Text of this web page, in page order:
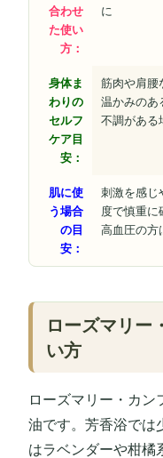
合わせ
た使い
方：
に
身体ま
わりの
セルフ
ケア目
安：
筋肉や肩腰
温かみのあ
不調がある
肌に使
う場合
の目
安：
刺激を感じ
度で慎重に
高血圧の方
ローズマリー
い方
ローズマリー・カ
油です。芳香浴では
はラベンダーや柑橘